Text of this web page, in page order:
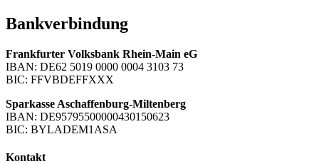
Bankverbindung
Frankfurter Volksbank Rhein-Main eG
IBAN: DE62 5019 0000 0004 3103 73
BIC: FFVBDEFFXXX
Sparkasse Aschaffenburg-Miltenberg
IBAN: DE95795500000430150623
BIC: BYLADEM1ASA
Kontakt